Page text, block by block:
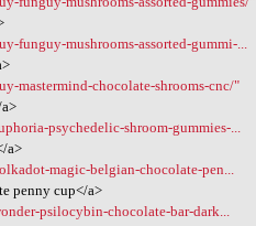
funguy-mushrooms-assorted-gummi-...
mastermind-chocolate-shrooms-cnc/"
psychedelic-shroom-gummies-...
a>
magic-belgian-chocolate-pen...
penny cup</a>
psilocybin-chocolate-bar-dark...